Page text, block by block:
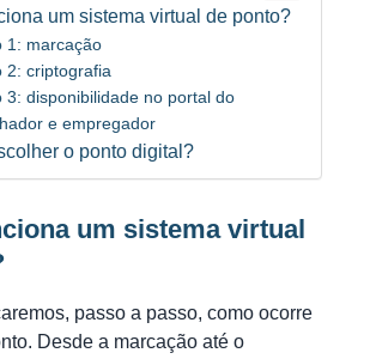
um sistema virtual de ponto?
1: marcação
2: criptografia
3: disponibilidade no portal do
e empregador
o ponto digital?
um sistema virtual
passo a passo, como ocorre
Desde a marcação até o